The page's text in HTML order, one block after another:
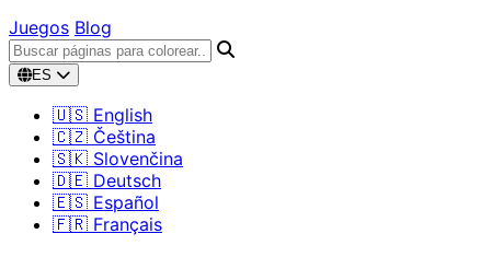
Juegos Blog
ES
🇺🇸 English
🇨🇿 Čeština
🇸🇰 Slovenčina
🇩🇪 Deutsch
🇪🇸 Español
🇫🇷 Français